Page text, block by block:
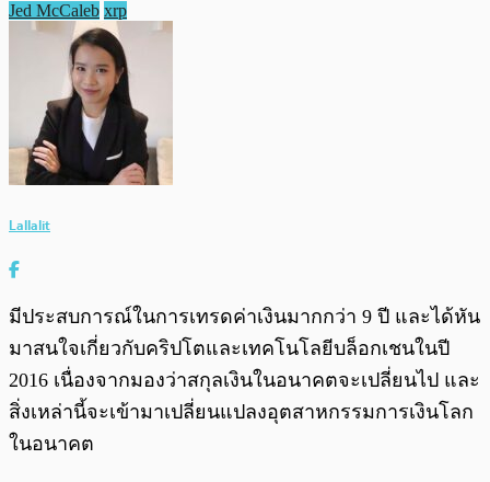
Jed McCaleb xrp
Lallalit
มีประสบการณ์ในการเทรดค่าเงินมากกว่า 9 ปี และได้หัน
มาสนใจเกี่ยวกับคริปโตและเทคโนโลยีบล็อกเชนในปี
2016 เนื่องจากมองว่าสกุลเงินในอนาคตจะเปลี่ยนไป และ
สิ่งเหล่านี้จะเข้ามาเปลี่ยนแปลงอุตสาหกรรมการเงินโลก
ในอนาคต